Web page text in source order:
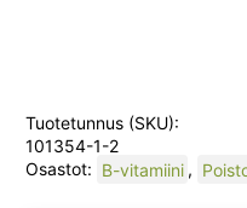
Tuotetunnus (SKU):
101354-1-2
Osastot: B-vitamiini ,